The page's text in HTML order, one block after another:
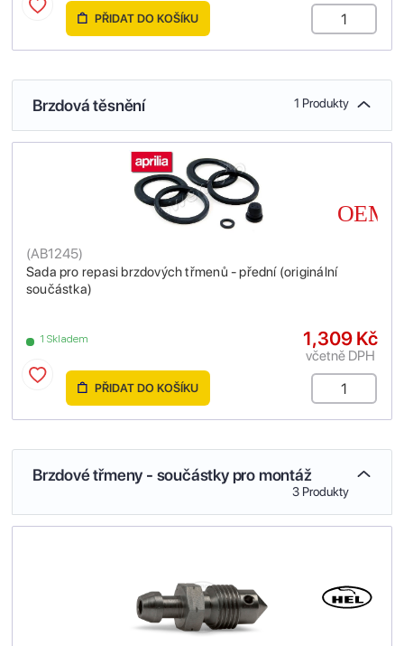
PŘIDAT DO KOŠÍKU
Brzdová těsnění 1 Produkty
Sada pro repasi brzdových třmenů - přední (originální
součástka)
(AB1245)
1 Skladem 1,309 Kč
včetně DPH
PŘIDAT DO KOŠÍKU
Brzdové třmeny - součástky pro montáž
3 Produkty